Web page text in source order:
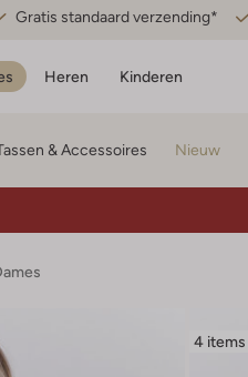
Gratis standaard verzending*
Heren Kinderen
& Accessoires Nieuw
4 items